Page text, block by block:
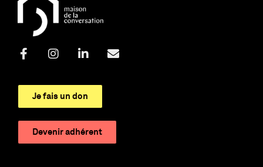
Je fais un don
Devenir adhérent